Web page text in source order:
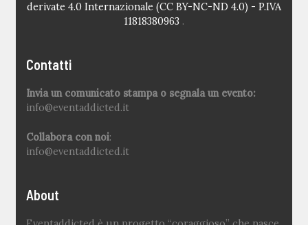
derivate 4.0 Internazionale (CC BY-NC-ND 4.0) - P.IVA
11818380963 .
Contatti
Invia un comunicato stampa o segnala un evento:
info@eventaddicted.it
Collabora con noi:
info@eventaddicted.it
About